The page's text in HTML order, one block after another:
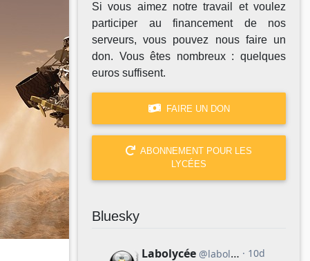
Si vous aimez notre travail et voulez
participer au financement de nos
serveurs, vous pouvez nous faire un
don. Vous êtes nombreux : quelques
euros suffisent.
FAIRE UN DON
ABONNEMENT POUR LES
LYCÉES
Bluesky